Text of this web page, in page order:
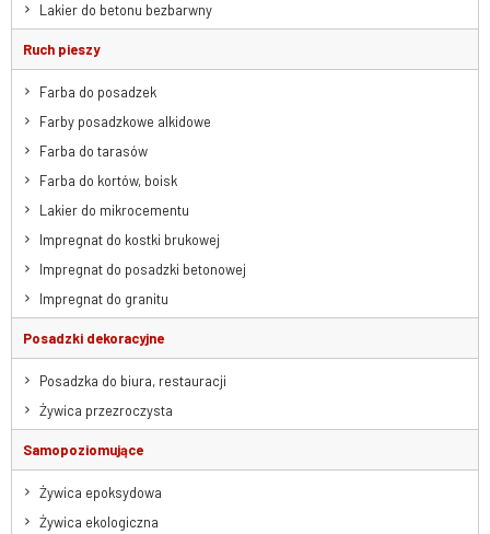
Lakier do betonu bezbarwny
Ruch pieszy
Farba do posadzek
Farby posadzkowe alkidowe
Farba do tarasów
Farba do kortów, boisk
Lakier do mikrocementu
Impregnat do kostki brukowej
Impregnat do posadzki betonowej
Impregnat do granitu
Posadzki dekoracyjne
Posadzka do biura, restauracji
Żywica przezroczysta
Samopoziomujące
Żywica epoksydowa
Żywica ekologiczna